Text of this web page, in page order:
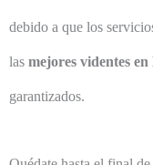
debido a que los
las mejores videntes
garantizados.